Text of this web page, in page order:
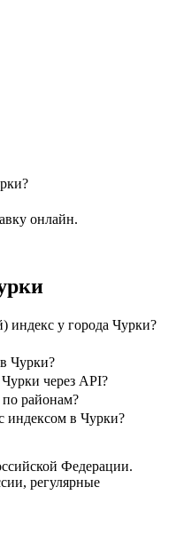
онлайн.
индекс у города Чурки?
Чурки?
через API?
районам?
индексом в Чурки?
Федерации.
регулярные